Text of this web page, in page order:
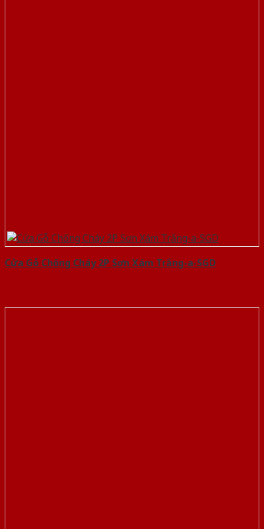
Cửa Gỗ Chống Cháy 2P Sơn Xám Trắng-a-SGD